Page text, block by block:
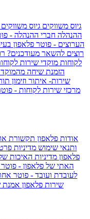
גיוס משווקים גיוס
ההנהלה חברי ההנהלה -
הערוצים - פוטר פלאפון
רוצים להשאר מעודכנים?
לקוחות מוקדי שירות
הזמנת שיחה
שירות- איתור וזימון
מרכזי שירות לקוחות -
אודות פלאפון תקשורת
ותנאי שימוש מדיניות
פלאפון מדיניות האיכות
האתי של פלאפון - פוטר
לעובדת ועובד - פוטר
שירות פלאפון אמנת